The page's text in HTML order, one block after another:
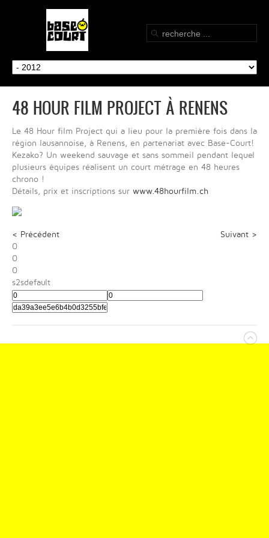
48 HOUR FILM PROJECT À RENENS
Le 48 Hour film Project qui a lieu pour la première fois dans la
région lausannoise, à Renens, en partenariat avec Base-Court!
Kezako? Un weekend sauvage et sans sommeil pendant lequel
plusieurs équipes réalisent un court métrage en 48 heures
chrono !
Détails, prix et inscriptions sur www.48hourfilm.ch
< Précédent
Suivant >
0
0
0
s2sdefault